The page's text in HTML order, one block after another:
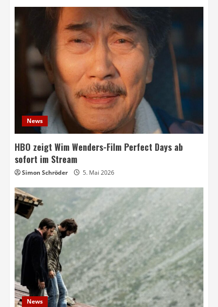
News
HBO zeigt Wim Wenders-Film Perfect Days ab
sofort im Stream
Simon Schröder 5. Mai 2026
News